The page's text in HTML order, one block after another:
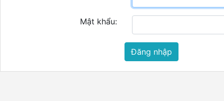
Mật khẩu:
Đăng nhập